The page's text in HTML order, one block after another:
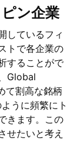
ピン企業
しているフィ
トで各企業の
することがで
Global
て割高な銘柄
うに頻繁にト
きます。この
せたいと考え